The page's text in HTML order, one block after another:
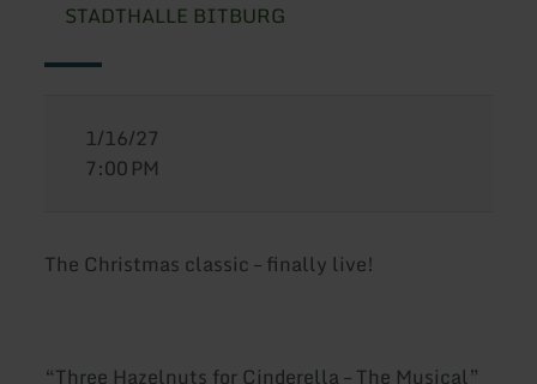
STADTHALLE BITBURG
1/16/27
7:00 PM
The Christmas classic – finally live!
“Three Hazelnuts for Cinderella – The Musical”